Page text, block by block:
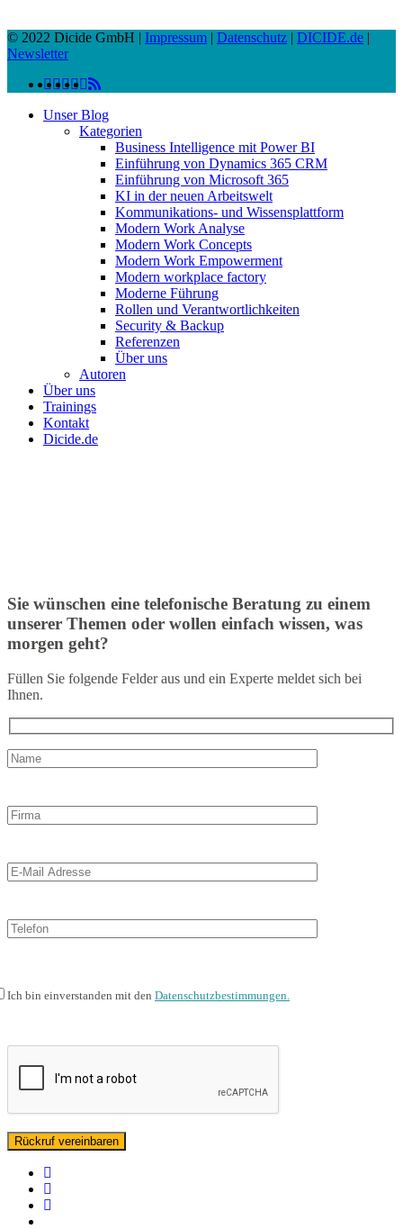
© 2022 Dicide GmbH | Impressum | Datenschutz | DICIDE.de |
Newsletter
twitter
facebook
linkedinyoutube
RSS
instagram
spotify
vk
Close
Unser Blog
Kategorien
Business Intelligence mit Power BI
Einführung von Dynamics 365 CRM
Einführung von Microsoft 365
KI in der neuen Arbeitswelt
Kommunikations- und Wissensplattform
Modern Work Analyse
Modern Work Concepts
Modern Work Empowerment
Modern workplace factory
Moderne Führung
Rollen und Verantwortlichkeiten
Security & Backup
Referenzen
Über uns
Autoren
Über uns
Trainings
Kontakt
Dicide.de
Sie wünschen eine telefonische Beratung zu einem
unserer Themen oder wollen einfach wissen, was
morgen geht?
Füllen Sie folgende Felder aus und ein Experte meldet sich bei
Ihnen.
Ich bin einverstanden mit den Datenschutzbestimmungen.
facebook
linkedin
instagram